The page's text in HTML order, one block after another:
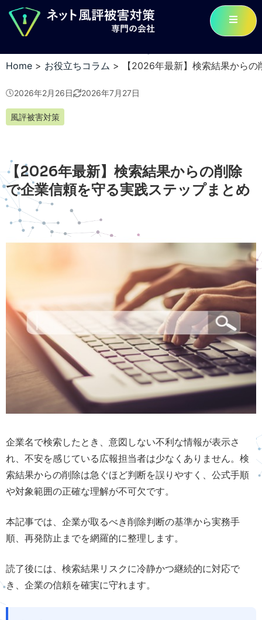
Home > お役立ちコラム > 【2026年最新】検索結果から
2026年2月26日 2026年7月27日
風評被害対策
【2026年最新】検索結果からの削除
で企業信頼を守る実践ステップまとめ
企業名で検索したとき、意図しない不利な情報が表示さ
れ、不安を感じている広報担当者は少なくありません。検
索結果からの削除は急ぐほど判断を誤りやすく、公式手順
や対象範囲の正確な理解が不可欠です。
本記事では、企業が取るべき削除判断の基準から実務手
順、再発防止までを網羅的に整理します。
読了後には、検索結果リスクに冷静かつ継続的に対応で
き、企業の信頼を確実に守れます。